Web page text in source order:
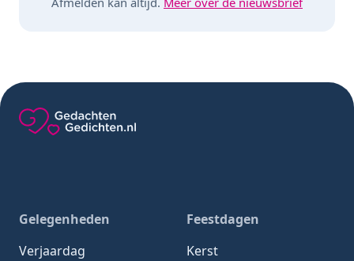
Gelegenheden
Verjaardag
Feestdagen
Kerst